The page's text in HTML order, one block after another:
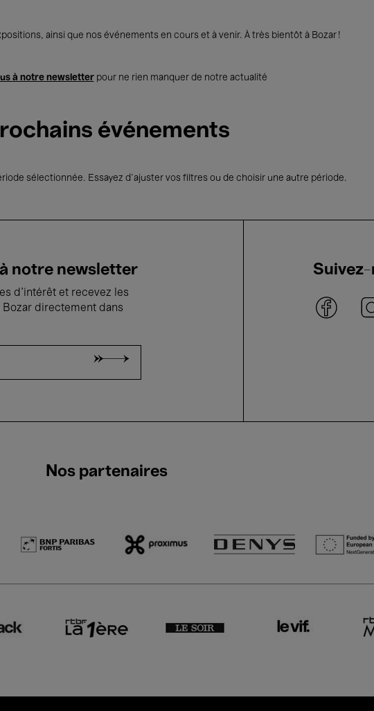
ainsi que nos événements en cours et à venir. À très bientôt à Bozar !
à notre newsletterpour ne rien manquer de notre actualité
événements
sélectionnée. Essayez d’ajuster vos filtres ou de choisir une autre période.
notre newsletter
d'intérêt et recevez les
directement dans
Nos partenaires